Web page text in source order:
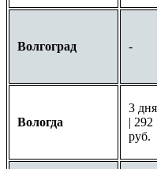
Волгоград -
Вологда
3
| 292
руб.